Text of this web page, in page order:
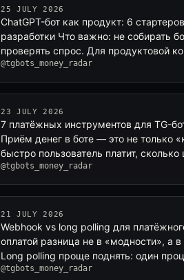
25 JULY 2026
ChatGPT-бот как продукт: 6
разработки Что важно: не собирать
проверять спрос. Для продуктовой
@tgbots_money_radar
23 JULY 2026
7 платёжных инструментов для TG-
Приём денег в боте — это не только
быстро пользователь платит,
@tgbots_money_radar
21 JULY 2026
Webhook vs long polling для
оплатой разница не в «модности», а
Long polling проще поднять: один
@tgbots_money_radar